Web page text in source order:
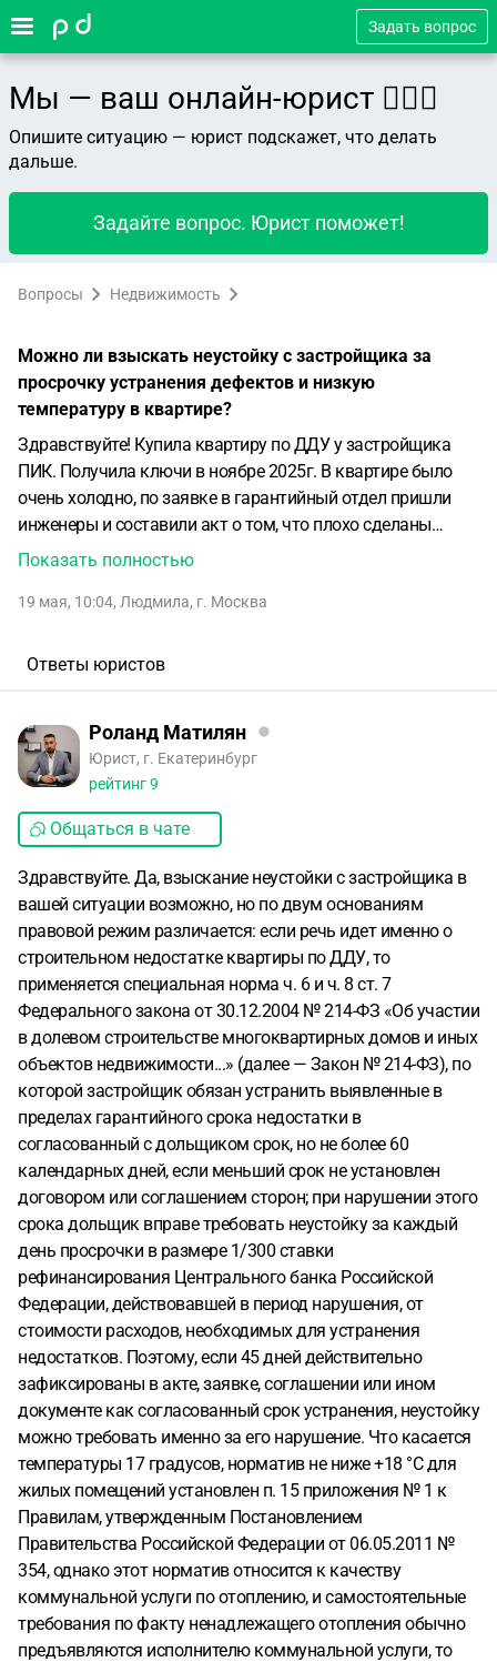
Задать вопрос
Мы — ваш онлайн-юрист 👨🏻‍⚖️
Опишите ситуацию — юрист подскажет, что делать
дальше.
Задайте вопрос. Юрист поможет!
Вопросы Недвижимость
Можно ли взыскать неустойку с застройщика за
просрочку устранения дефектов и низкую
температуру в квартире?
Здравствуйте! Купила квартиру по ДДУ у застройщика
ПИК. Получила ключи в ноябре 2025г. В квартире было
очень холодно, по заявке в гарантийный отдел пришли
инженеры и составили акт о том, что плохо сделаны
деформационные швы, и поэтому так холодно.
недостаток, однако до сих пор ничего не сделано.
фиксируют температуру в комнате - 17 градусов (т.е. ниже
акту, а так же за некачественно предоставленную услугу
(температура в квартире ниже 18градусов)?
Показать полностью
19 мая, 10:04, Людмила, г. Москва
Ответы юристов
Роланд Матилян
Юрист, г. Екатеринбург
рейтинг9
Общаться в чате
Здравствуйте. Да, взыскание неустойки с застройщика в
вашей ситуации возможно, но по двум основаниям
правовой режим различается: если речь идет именно о
строительном недостатке квартиры по ДДУ, то
применяется специальная норма ч. 6 и ч. 8 ст. 7
Федерального закона от 30.12.2004 № 214-ФЗ «Об участии
в долевом строительстве многоквартирных домов и иных
объектов недвижимости...» (далее — Закон № 214-ФЗ), по
которой застройщик обязан устранить выявленные в
пределах гарантийного срока недостатки в
согласованный с дольщиком срок, но не более 60
календарных дней, если меньший срок не установлен
договором или соглашением сторон; при нарушении этого
срока дольщик вправе требовать неустойку за каждый
день просрочки в размере 1/300 ставки
рефинансирования Центрального банка Российской
Федерации, действовавшей в период нарушения, от
стоимости расходов, необходимых для устранения
недостатков. Поэтому, если 45 дней действительно
зафиксированы в акте, заявке, соглашении или ином
документе как согласованный срок устранения, неустойку
можно требовать именно за его нарушение. Что касается
температуры 17 градусов, норматив не ниже +18 °C для
жилых помещений установлен п. 15 приложения № 1 к
Правилам, утвержденным Постановлением
Правительства Российской Федерации от 06.05.2011 №
354, однако этот норматив относится к качеству
коммунальной услуги по отоплению, и самостоятельные
требования по факту ненадлежащего отопления обычно
предъявляются исполнителю коммунальной услуги, то